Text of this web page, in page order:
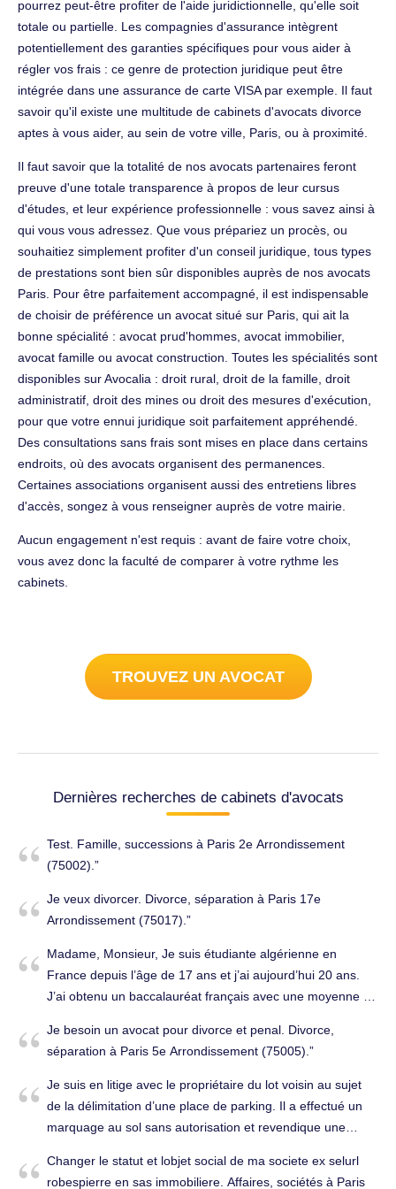
pourrez peut-être profiter de l'aide juridictionnelle, qu'elle soit
totale ou partielle. Les compagnies d'assurance intègrent
potentiellement des garanties spécifiques pour vous aider à
régler vos frais : ce genre de protection juridique peut être
intégrée dans une assurance de carte VISA par exemple. Il faut
savoir qu'il existe une multitude de cabinets d'avocats divorce
aptes à vous aider, au sein de votre ville, Paris, ou à proximité.
Il faut savoir que la totalité de nos avocats partenaires feront
preuve d'une totale transparence à propos de leur cursus
d'études, et leur expérience professionnelle : vous savez ainsi à
qui vous vous adressez. Que vous prépariez un procès, ou
souhaitiez simplement profiter d'un conseil juridique, tous types
de prestations sont bien sûr disponibles auprès de nos avocats
Paris. Pour être parfaitement accompagné, il est indispensable
de choisir de préférence un avocat situé sur Paris, qui ait la
bonne spécialité : avocat prud'hommes, avocat immobilier,
avocat famille ou avocat construction. Toutes les spécialités sont
disponibles sur Avocalia : droit rural, droit de la famille, droit
administratif, droit des mines ou droit des mesures d'exécution,
pour que votre ennui juridique soit parfaitement appréhendé.
Des consultations sans frais sont mises en place dans certains
endroits, où des avocats organisent des permanences.
Certaines associations organisent aussi des entretiens libres
d'accès, songez à vous renseigner auprès de votre mairie.
Aucun engagement n'est requis : avant de faire votre choix,
vous avez donc la faculté de comparer à votre rythme les
cabinets.
TROUVEZ UN AVOCAT
Dernières recherches de cabinets d'avocats
Test. Famille, successions à Paris 2e Arrondissement
(75002).
Je veux divorcer. Divorce, séparation à Paris 17e
Arrondissement (75017).
Madame, Monsieur, Je suis étudiante algérienne en
France depuis l’âge de 17 ans et j’ai aujourd’hui 20 ans.
J’ai obtenu un baccalauréat français avec une moyenne de
comme en atteste mon passage en deuxième année,
validé suite à une réorientation en 2024 vers une formation
en distanciel. Une OQTF a été prononcée à mon encontre,
notamment pour défaut d’assiduité et en raison de la
nature distancielle de ma formation, alors même que j’ai
été passés en présentiel. Voici l’historique de mon dossier :
Je besoin un avocat pour divorce et penal. Divorce,
séparation à Paris 5e Arrondissement (75005).
Je suis en litige avec le propriétaire du lot voisin au sujet
de la délimitation d’une place de parking. Il a effectué un
marquage au sol sans autorisation et revendique une
s’appropriant ainsi une zone où son locataire gare un
Changer le statut et lobjet social de ma societe ex selurl
robespierre en sas immobiliere. Affaires, sociétés à Paris